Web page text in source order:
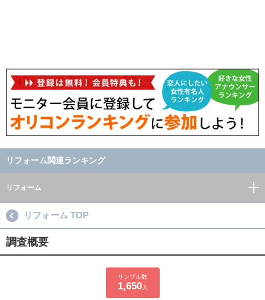
リフォーム関連ランキング
リフォーム
リフォーム TOP
調査概要
サンプル数
1,650人